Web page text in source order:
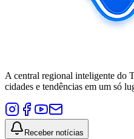
A central regional inteligente do
cidades e tendências em um só
Receber notícias